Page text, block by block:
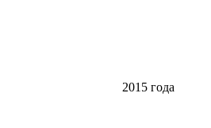
2015 года